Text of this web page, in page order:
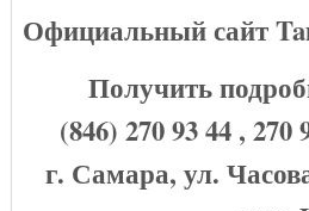
Официальный сайт
Получить
(846) 270 93 44 ,
г. Самара, ул.